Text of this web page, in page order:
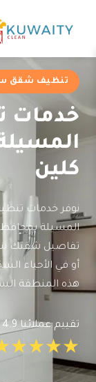
تنظيف شقق
خدمات
كلين
نوفر خدمات
المسيلة
تفاصيل شقتك
أو في الأحياء
هذه المنطقة
تقييم عملائنا 4.9 نجوم مع Google